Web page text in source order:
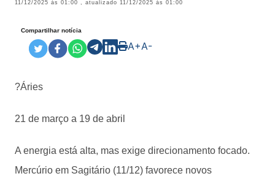
11/12/2025 às 01:00 , atualizado 11/12/2025 às 01:00
Compartilhar notícia
A+A-
?Áries
21 de março a 19 de abril
A energia está alta, mas exige direcionamento focado.
Mercúrio em Sagitário (11/12) favorece novos